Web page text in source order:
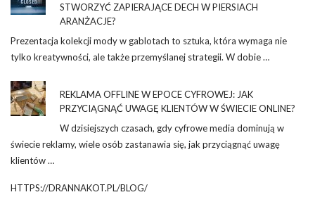
STWORZYĆ ZAPIERAJĄCE DECH W PIERSIACH
ARANŻACJE?
Prezentacja kolekcji mody w gablotach to sztuka, która wymaga nie
tylko kreatywności, ale także przemyślanej strategii. W dobie …
REKLAMA OFFLINE W EPOCE CYFROWEJ: JAK
PRZYCIĄGNĄĆ UWAGĘ KLIENTÓW W ŚWIECIE ONLINE?
W dzisiejszych czasach, gdy cyfrowe media dominują w
świecie reklamy, wiele osób zastanawia się, jak przyciągnąć uwagę
klientów …
HTTPS://DRANNAKOT.PL/BLOG/